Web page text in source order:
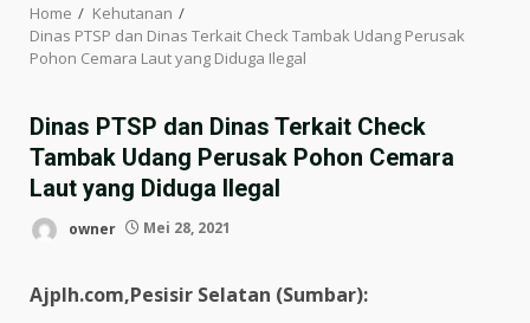
Home
Kehutanan
Dinas PTSP dan Dinas Terkait Check Tambak Udang Perusak
Pohon Cemara Laut yang Diduga Ilegal
Dinas PTSP dan Dinas Terkait Check
Tambak Udang Perusak Pohon Cemara
Laut yang Diduga Ilegal
owner Mei 28, 2021
Ajplh.com,Pesisir Selatan (Sumbar):